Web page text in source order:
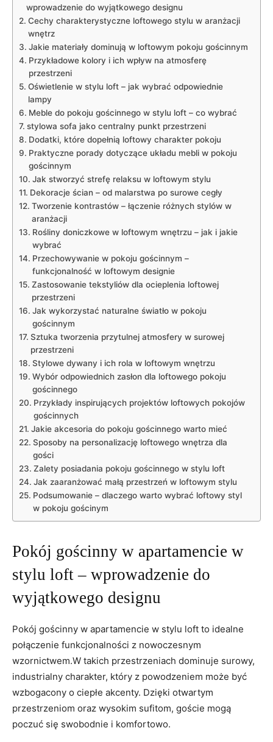
wprowadzenie do wyjątkowego designu
Cechy charakterystyczne loftowego stylu w aranżacji
wnętrz
Jakie materiały dominują w loftowym pokoju gościnnym
Przykładowe kolory i ich wpływ na atmosferę
przestrzeni
Oświetlenie w stylu loft – jak wybrać odpowiednie
lampy
Meble do pokoju gościnnego w stylu loft – co wybrać
stylowa sofa jako centralny punkt przestrzeni
Dodatki, które dopełnią loftowy charakter pokoju
Praktyczne porady dotyczące układu mebli w pokoju
gościnnym
Jak stworzyć strefę relaksu w loftowym stylu
Dekoracje ścian – od malarstwa po surowe cegły
Tworzenie kontrastów – łączenie różnych stylów w
aranżacji
Rośliny doniczkowe w loftowym wnętrzu – jak i jakie
wybrać
Przechowywanie w pokoju gościnnym –
funkcjonalność w loftowym designie
Zastosowanie tekstyliów dla ocieplenia loftowej
przestrzeni
Jak wykorzystać naturalne światło w pokoju
gościnnym
Sztuka tworzenia przytulnej atmosfery w surowej
przestrzeni
Stylowe dywany i ich rola w loftowym wnętrzu
Wybór odpowiednich zasłon dla loftowego pokoju
gościnnego
Przykłady inspirujących projektów loftowych pokojów
gościnnych
Jakie akcesoria do pokoju gościnnego warto mieć
Sposoby na personalizację loftowego wnętrza dla
gości
Zalety posiadania pokoju gościnnego w stylu loft
Jak zaaranżować małą przestrzeń w loftowym stylu
Podsumowanie – dlaczego warto wybrać loftowy styl
w pokoju gościnym
Pokój gościnny w apartamencie w
stylu loft – wprowadzenie do
wyjątkowego designu
Pokój gościnny w apartamencie w stylu loft to idealne
połączenie funkcjonalności z nowoczesnym
wzornictwem.W takich przestrzeniach dominuje surowy,
industrialny charakter, który z powodzeniem może być
wzbogacony o ciepłe akcenty. Dzięki otwartym
przestrzeniom oraz wysokim sufitom, goście mogą
poczuć się swobodnie i komfortowo.